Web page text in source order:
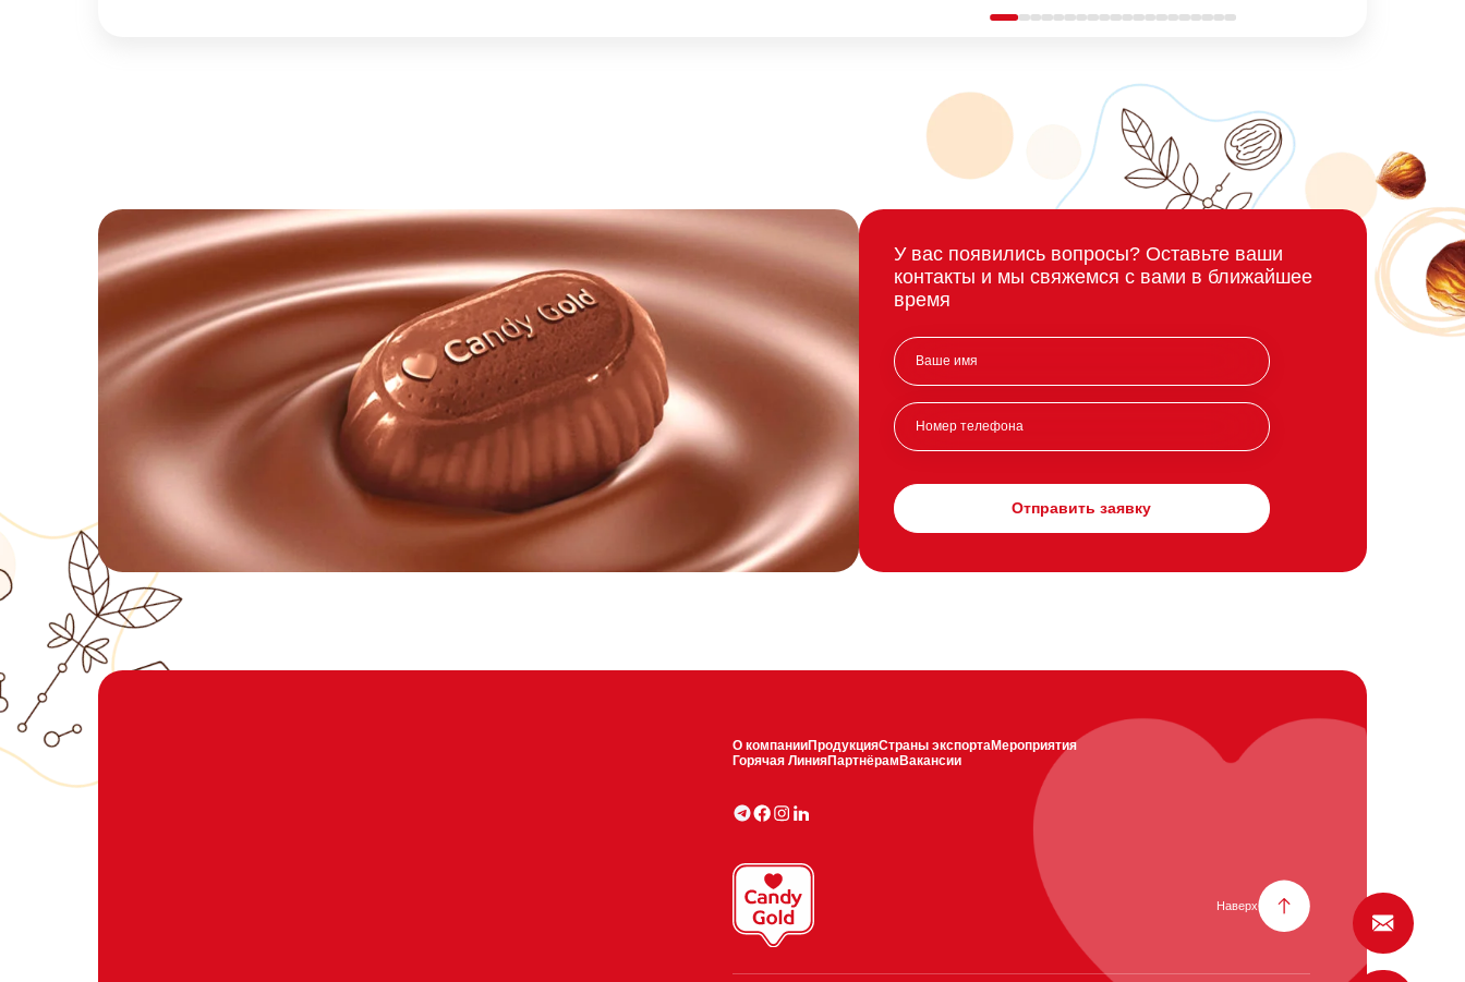
У вас появились вопросы? Оставьте ваши
контакты и мы свяжемся с вами в ближайшее
время
Отправить заявку
О компанииПродукцияСтраны экспортаМероприятия
Горячая ЛинияПартнёрам Вакансии
Наверх